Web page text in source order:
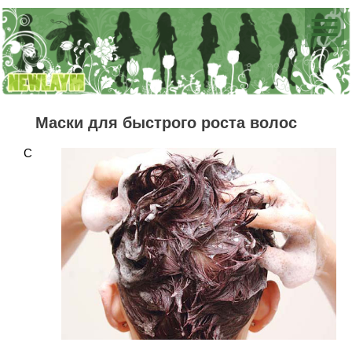
Маски для быстрого роста волос
С